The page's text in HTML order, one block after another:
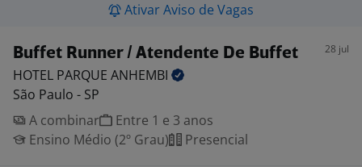
Ativar Aviso de Vagas
Buffet Runner / Atendente De Buffet 28 jul
HOTEL PARQUE ANHEMBI
São Paulo - SP
A combinar
Entre 1 e 3 anos
Ensino Médio (2º Grau)
Presencial